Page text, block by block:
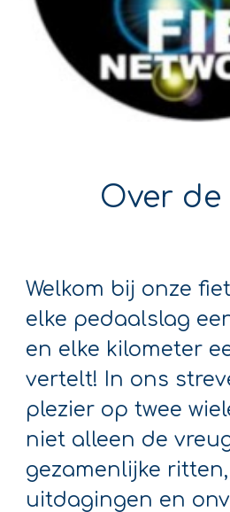
Over
Welkom bij onze
elke pedaalslag
en elke kilometer
vertelt! In ons
plezier op twee
niet alleen de
gezamenlijke
uitdagingen en